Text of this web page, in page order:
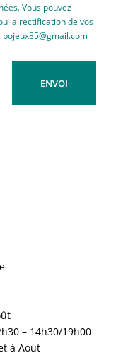
Vous pouvez
la rectification de vos
ENVOI
– 14h30/19h00
à Aout